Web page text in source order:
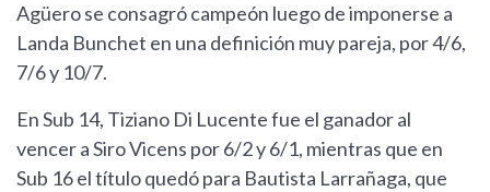
Agüero se consagró campeón luego de imponerse a
Landa Bunchet en una definición muy pareja, por 4/6,
7/6 y 10/7.
En Sub 14, Tiziano Di Lucente fue el ganador al
vencer a Siro Vicens por 6/2 y 6/1, mientras que en
Sub 16 el título quedó para Bautista Larrañaga, que